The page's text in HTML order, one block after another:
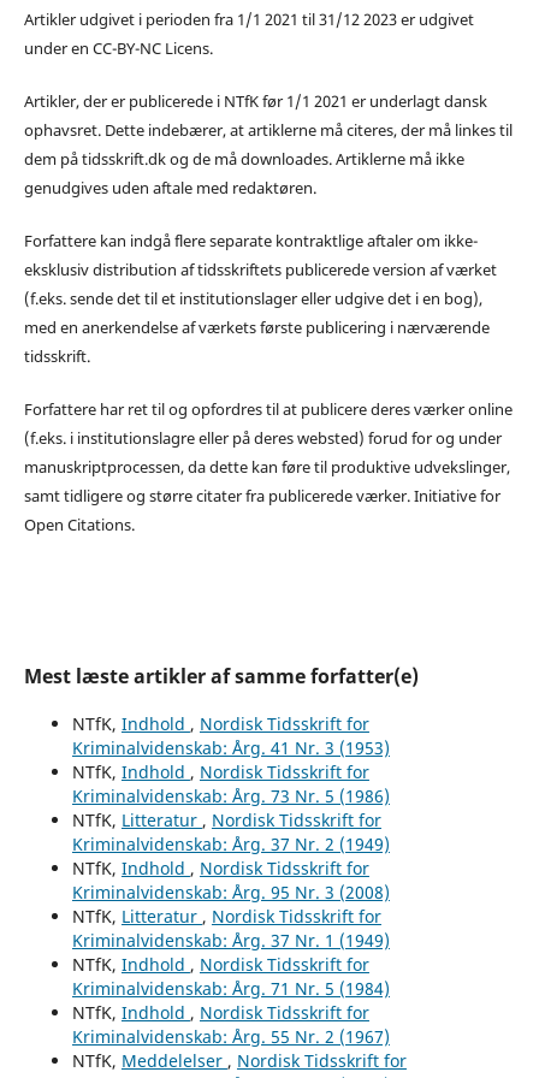
Artikler udgivet i perioden fra 1/1 2021 til 31/12 2023 er udgivet
under en CC-BY-NC Licens.
Artikler, der er publicerede i NTfK før 1/1 2021 er underlagt dansk
ophavsret. Dette indebærer, at artiklerne må citeres, der må linkes til
dem på tidsskrift.dk og de må downloades. Artiklerne må ikke
genudgives uden aftale med redaktøren.
Forfattere kan indgå flere separate kontraktlige aftaler om ikke-
eksklusiv distribution af tidsskriftets publicerede version af værket
(f.eks. sende det til et institutionslager eller udgive det i en bog),
med en anerkendelse af værkets første publicering i nærværende
tidsskrift.
Forfattere har ret til og opfordres til at publicere deres værker online
(f.eks. i institutionslagre eller på deres websted) forud for og under
manuskriptprocessen, da dette kan føre til produktive udvekslinger,
samt tidligere og større citater fra publicerede værker. Initiative for
Open Citations.
Mest læste artikler af samme forfatter(e)
NTfK, Indhold , Nordisk Tidsskrift for
Kriminalvidenskab: Årg. 41 Nr. 3 (1953)
NTfK, Indhold , Nordisk Tidsskrift for
Kriminalvidenskab: Årg. 73 Nr. 5 (1986)
NTfK, Litteratur , Nordisk Tidsskrift for
Kriminalvidenskab: Årg. 37 Nr. 2 (1949)
NTfK, Indhold , Nordisk Tidsskrift for
Kriminalvidenskab: Årg. 95 Nr. 3 (2008)
NTfK, Litteratur , Nordisk Tidsskrift for
Kriminalvidenskab: Årg. 37 Nr. 1 (1949)
NTfK, Indhold , Nordisk Tidsskrift for
Kriminalvidenskab: Årg. 71 Nr. 5 (1984)
NTfK, Indhold , Nordisk Tidsskrift for
Kriminalvidenskab: Årg. 55 Nr. 2 (1967)
NTfK, Meddelelser , Nordisk Tidsskrift for